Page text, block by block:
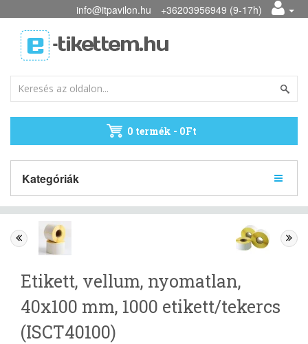
info@itpavilon.hu +36203956949 (9-17h)
0 termék - 0Ft
Kategóriák
Etikett, vellum, nyomatlan,
40x100 mm, 1000 etikett/tekercs
(ISCT40100)